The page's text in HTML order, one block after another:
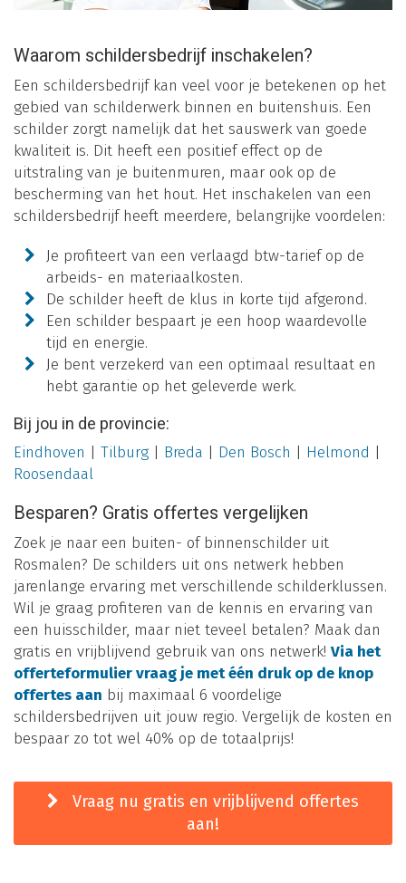
Waarom schildersbedrijf inschakelen?
Een schildersbedrijf kan veel voor je betekenen op het
gebied van schilderwerk binnen en buitenshuis. Een
schilder zorgt namelijk dat het sauswerk van goede
kwaliteit is. Dit heeft een positief effect op de
uitstraling van je buitenmuren, maar ook op de
bescherming van het hout. Het inschakelen van een
schildersbedrijf heeft meerdere, belangrijke voordelen:
Je profiteert van een verlaagd btw-tarief op de
arbeids- en materiaalkosten.
De schilder heeft de klus in korte tijd afgerond.
Een schilder bespaart je een hoop waardevolle
tijd en energie.
Je bent verzekerd van een optimaal resultaat en
hebt garantie op het geleverde werk.
Bij jou in de provincie:
Eindhoven Tilburg Breda Den Bosch Helmond
Roosendaal
Besparen? Gratis offertes vergelijken
Zoek je naar een buiten- of binnenschilder uit
Rosmalen? De schilders uit ons netwerk hebben
jarenlange ervaring met verschillende schilderklussen.
Wil je graag profiteren van de kennis en ervaring van
een huisschilder, maar niet teveel betalen? Maak dan
gratis en vrijblijvend gebruik van ons netwerk! Via het
offerteformulier vraag je met één druk op de knop
offertes aan bij maximaal 6 voordelige
schildersbedrijven uit jouw regio. Vergelijk de kosten en
bespaar zo tot wel 40% op de totaalprijs!
Vraag nu gratis en vrijblijvend offertes
aan!